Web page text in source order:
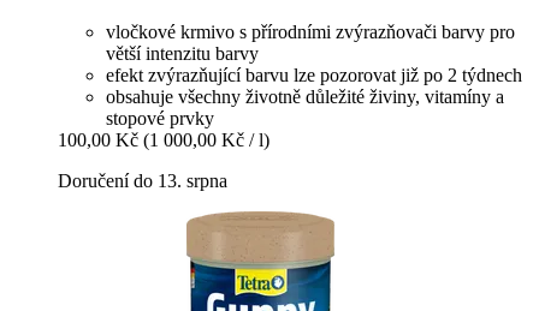
vločkové krmivo s přírodními zvýrazňovači barvy pro
větší intenzitu barvy
efekt zvýrazňující barvu lze pozorovat již po 2 týdnech
obsahuje všechny životně důležité živiny, vitamíny a
stopové prvky
100,00 Kč (1 000,00 Kč / l)
Doručení do 13. srpna